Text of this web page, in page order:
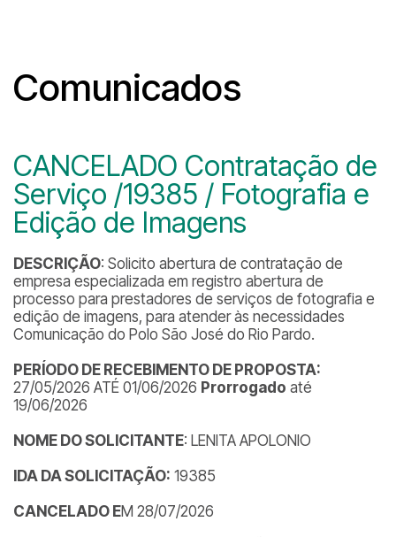
Comunicados
CANCELADO Contratação de
Serviço /19385 / Fotografia e
Edição de Imagens
DESCRIÇÃO: Solicito abertura de contratação de
empresa especializada em registro abertura de
processo para prestadores de serviços de fotografia e
edição de imagens, para atender às necessidades
Comunicação do Polo São José do Rio Pardo.
PERÍODO DE RECEBIMENTO DE PROPOSTA:
27/05/2026 ATÉ 01/06/2026 Prorrogado até
19/06/2026
NOME DO SOLICITANTE: LENITA APOLONIO
IDA DA SOLICITAÇÃO: 19385
CANCELADO EM 28/07/2026